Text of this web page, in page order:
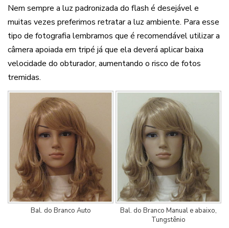
Nem sempre a luz padronizada do flash é desejável e
muitas vezes preferimos retratar a luz ambiente. Para esse
tipo de fotografia lembramos que é recomendável utilizar a
câmera apoiada em tripé já que ela deverá aplicar baixa
velocidade do obturador, aumentando o risco de fotos
tremidas.
Bal. do Branco Auto
Bal. do Branco Manual e abaixo,
Tungstênio